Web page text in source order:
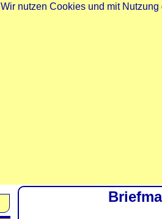
Wir nutzen Cookies und mit